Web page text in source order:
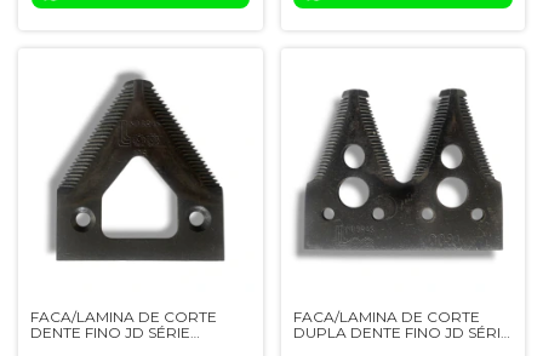
FACA/LAMINA DE CORTE
DENTE FINO JD SÉRIE
FACA/LAMINA DE CORTE
DUPLA DENTE FINO JD SÉRIE